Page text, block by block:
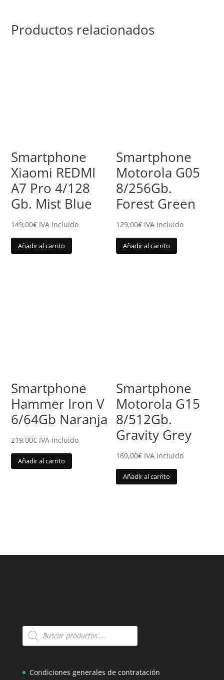
Productos relacionados
Smartphone
Xiaomi REDMI
A7 Pro 4/128
Gb. Mist Blue
149,00€ IVA Incluido
Añadir al carrito
Smartphone
Motorola G05
8/256Gb.
Forest Green
129,00€ IVA Incluido
Añadir al carrito
Smartphone
Hammer Iron V
6/64Gb Naranja
219,00€ IVA Incluido
Añadir al carrito
Smartphone
Motorola G15
8/512Gb.
Gravity Grey
169,00€ IVA Incluido
Añadir al carrito
Búsqueda
de
Condiciones generales de contratación